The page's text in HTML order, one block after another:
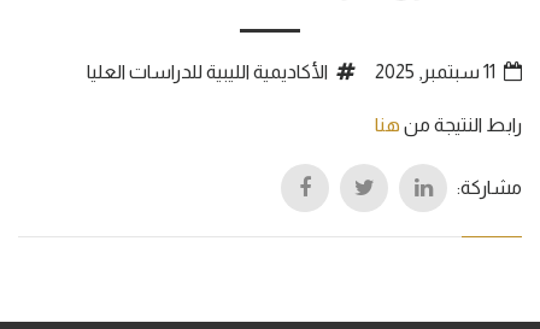
11 سبتمبر, 2025 الأكاديمية الليبية للدراسات العليا
رابط النتيجة من هنا
مشاركة: